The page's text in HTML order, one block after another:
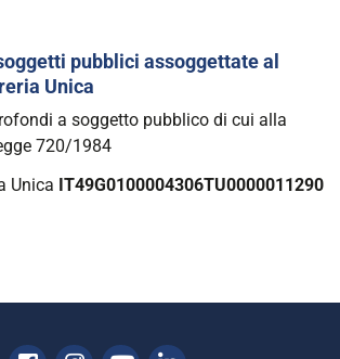
pubblici assoggettate al
Unica
a soggetto pubblico di cui alla
720/1984
Unica IT49G0100004306TU0000011290